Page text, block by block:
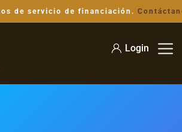
de servicio de financiación.
Login